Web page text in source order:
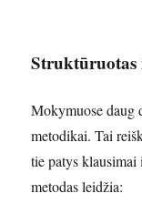
Mokymuose daug
metodikai. Tai
tie patys
metodas leidžia: